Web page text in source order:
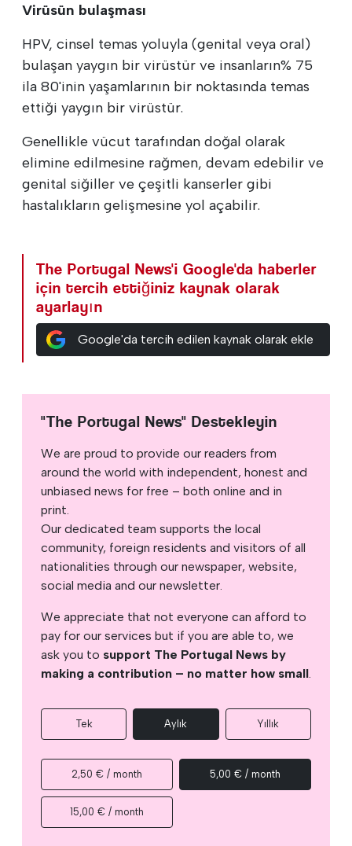
Virüsün bulaşması
HPV, cinsel temas yoluyla (genital veya oral)
bulaşan yaygın bir virüstür ve insanların% 75
ila 80'inin yaşamlarının bir noktasında temas
ettiği yaygın bir virüstür.
Genellikle vücut tarafından doğal olarak
elimine edilmesine rağmen, devam edebilir ve
genital siğiller ve çeşitli kanserler gibi
hastalıkların gelişmesine yol açabilir.
The Portugal News'i Google'da haberler
için tercih ettiğiniz kaynak olarak
ayarlayın
Google'da tercih edilen kaynak olarak ekle
"The Portugal News" Destekleyin
We are proud to provide our readers from
around the world with independent, honest and
unbiased news for free – both online and in
print.
Our dedicated team supports the local
community, foreign residents and visitors of all
nationalities through our newspaper, website,
social media and our newsletter.
We appreciate that not everyone can afford to
pay for our services but if you are able to, we
ask you to support The Portugal News by
making a contribution – no matter how small.
Tek Aylık Yıllık
2,50 € / month 5,00 € / month
15,00 € / month